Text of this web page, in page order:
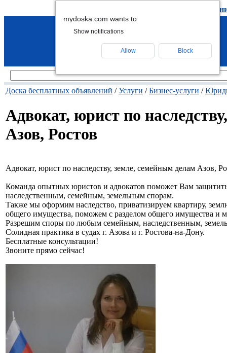
удалить
Доска бесплатных объявлений /Услуги /Бизнес-услуги /
Адвокат, юрист по
Азов, Ростов
Адвокат, юрист по наследству, земле, семейным делам Азов,
Команда опытных юристов и адвокатов поможет Вам
наследственным, семейным, земельным спорам.
Также мы оформим наследство, приватизируем квартиру,
общего имущества, поможем с разделом общего имущества и
Разрешим споры по любым семейным, наследственным,
Солидная практика в судах г. Азова и г. Ростова-на-Дону.
Бесплатные консультации!
Звоните прямо сейчас!
mydoska.com wants to
Show notifications
Allow Block